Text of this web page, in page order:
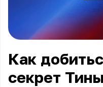
Как
секрет